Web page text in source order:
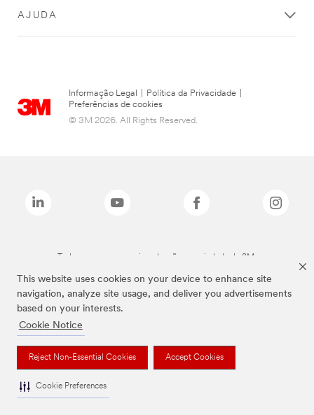
This website uses cookies on your device to enhance site
navigation, analyze site usage, and deliver you advertisements
based on your interests.
Cookie Notice
Reject Non-Essential Cookies Accept Cookies
Cookie Preferences
AJUDA
Informação Legal Política da Privacidade
Preferências de cookies
© 3M 2026. All Rights Reserved.
Todas as marcas mencionadas são propriedade da 3M.